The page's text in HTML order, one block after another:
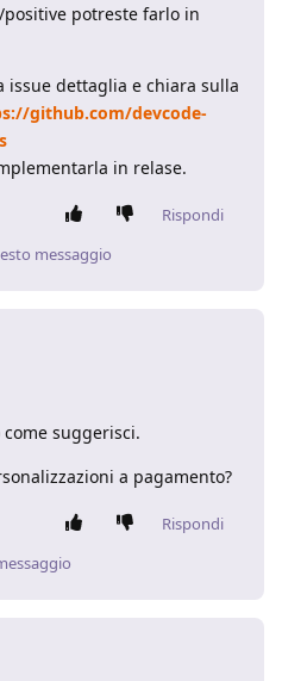
potreste farlo in
issue dettaglia e chiara sulla
github.com/devcode-
in relase.
Rispondi
messaggio
suggerisci.
a pagamento?
Rispondi